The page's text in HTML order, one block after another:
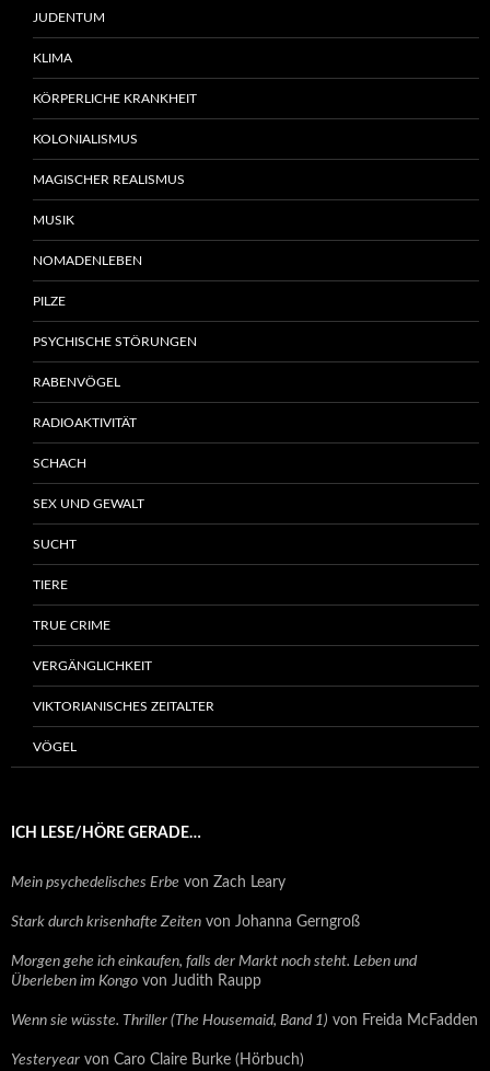
JUDENTUM
KLIMA
KÖRPERLICHE KRANKHEIT
KOLONIALISMUS
MAGISCHER REALISMUS
MUSIK
NOMADENLEBEN
PILZE
PSYCHISCHE STÖRUNGEN
RABENVÖGEL
RADIOAKTIVITÄT
SCHACH
SEX UND GEWALT
SUCHT
TIERE
TRUE CRIME
VERGÄNGLICHKEIT
VIKTORIANISCHES ZEITALTER
VÖGEL
ICH LESE/HÖRE GERADE…
Mein psychedelisches Erbe von Zach Leary
Stark durch krisenhafte Zeiten von Johanna Gerngroß
Morgen gehe ich einkaufen, falls der Markt noch steht. Leben und
Überleben im Kongo von Judith Raupp
Wenn sie wüsste. Thriller (The Housemaid, Band 1) von Freida McFadden
Yesteryear von Caro Claire Burke (Hörbuch)